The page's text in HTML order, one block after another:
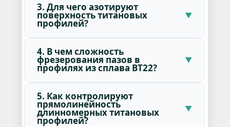
3. Для чего азотируют
поверхность титановых
профилей?
4. В чем сложность
фрезерования пазов в
профилях из сплава ВТ22?
5. Как контролируют
прямолинейность
длинномерных титановых
профилей?